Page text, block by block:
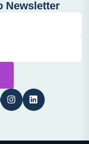
Newsletter